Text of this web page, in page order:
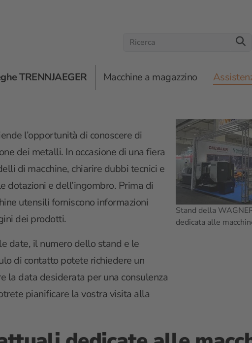
TRENNJAEGER Macchine a magazzino
Stand della
dedicata alle
2026
l’opportunità di conoscere di
dei metalli. In occasione di una fiera
di macchine, chiarire dubbi tecnici e
dotazioni e dell’ingombro. Prima di
utensili forniscono informazioni
dei prodotti.
date, il numero dello stand e le
di contatto potete richiedere un
la data desiderata per una consulenza
pianificare la vostra visita alla